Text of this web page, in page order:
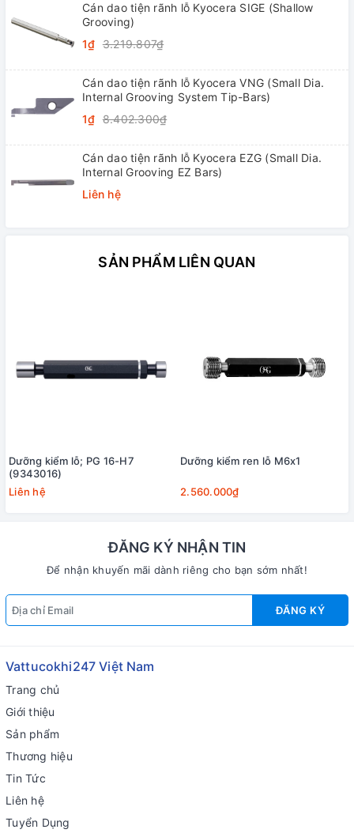
Cán dao tiện rãnh lỗ Kyocera SIGE (Shallow
Grooving)
1₫ 3.219.807₫
Cán dao tiện rãnh lỗ Kyocera VNG (Small Dia.
Internal Grooving System Tip-Bars)
1₫ 8.402.300₫
Cán dao tiện rãnh lỗ Kyocera EZG (Small Dia.
Internal Grooving EZ Bars)
Liên hệ
SẢN PHẨM LIÊN QUAN
Dưỡng kiểm lỗ; PG 16-H7
(9343016)
Liên hệ
Dưỡng kiểm ren lỗ M6x1
2.560.000₫
ĐĂNG KÝ NHẬN TIN
Để nhận khuyến mãi dành riêng cho bạn sớm nhất!
ĐĂNG KÝ
Vattucokhi247 Việt Nam
Trang chủ
Giới thiệu
Sản phẩm
Thương hiệu
Tin Tức
Liên hệ
Tuyển Dụng